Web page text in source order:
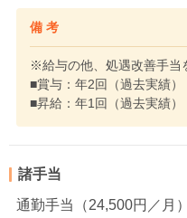
備 考
※給与の他、処遇改善手当
■賞与：年2回（過去実績）
■昇給：年1回（過去実績）
諸手当
通勤手当（24,500円／月）